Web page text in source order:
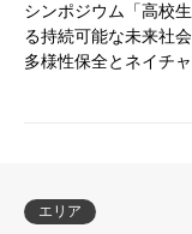
シンポジウム「高校
る持続可能な未来社
多様性保全とネイチ
エリア